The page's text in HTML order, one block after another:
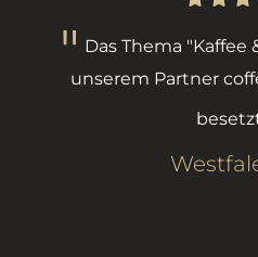
Das Thema "Kaffee
unserem Partner